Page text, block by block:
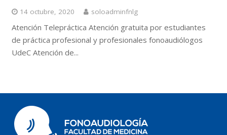
14 octubre, 2020 soloadminfnlg
Atención Telepráctica Atención gratuita por estudiantes
de práctica profesional y profesionales fonoaudiólogos
UdeC Atención de...